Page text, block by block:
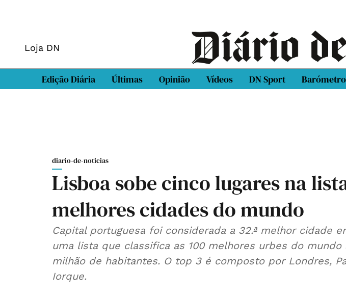
Loja DN
Edição Diária Últimas Opinião Vídeos DN Sport
diario-de-noticias
Lisboa sobe cinco lugares na
melhores cidades do mundo
Capital portuguesa foi considerada a 32.ª melhor cidade
uma lista que classifica as 100 melhores urbes do mundo
milhão de habitantes. O top 3 é composto por Londres,
Iorque.